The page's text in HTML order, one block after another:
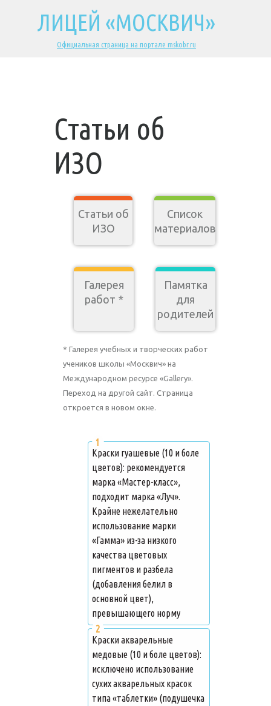
ЛИЦЕЙ «МОСКВИЧ»
Официальная страница на портале mskobr.ru
Статьи об
ИЗО
Статьи об
ИЗО
Список
материалов
Галерея
работ *
Памятка
для
родителей
* Галерея учебных и творческих работ
учеников школы «Москвич» на
Международном ресурсе «Gallery».
Переход на другой сайт. Страница
откроется в новом окне.
Краски гуашевые (10 и боле
цветов): рекомендуется
марка «Мастер-класс»,
подходит марка «Луч».
Крайне нежелательно
использование марки
«Гамма» из-за низкого
качества цветовых
пигментов и разбела
(добавления белил в
основной цвет),
превышающего норму
Краски акварельные
медовые (10 и боле цветов):
исключено использование
сухих акварельных красок
типа «таблетки» (подушечка